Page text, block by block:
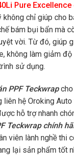
Pure
không chỉ giúp cho
bám bụi bẩn mà
vời. Từ đó, giúp
không làm giảm
sử dụng.
PPF Teckwrapcho
liên hệ Oroking
hỗ trợ nhanh
Teckwrap chính
viên lành nghề thi
lại sản phẩm tốt